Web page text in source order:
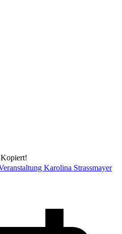
Kopiert!